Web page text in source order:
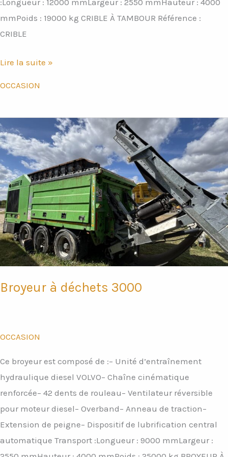
mmPoids : 19000 kg CRIBLE À TAMBOUR Référence :
CRIBLE
Lire la suite »
OCCASION
Broyeur à déchets 3000
OCCASION
Ce broyeur est composé de :– Unité d’entraînement
hydraulique diesel VOLVO– Chaîne cinématique
renforcée– 42 dents de rouleau– Ventilateur réversible
pour moteur diesel– Overband– Anneau de traction–
Extension de peigne– Dispositif de lubrification central
automatique Transport :Longueur : 9000 mmLargeur :
Broyeur
à
déchets
3000